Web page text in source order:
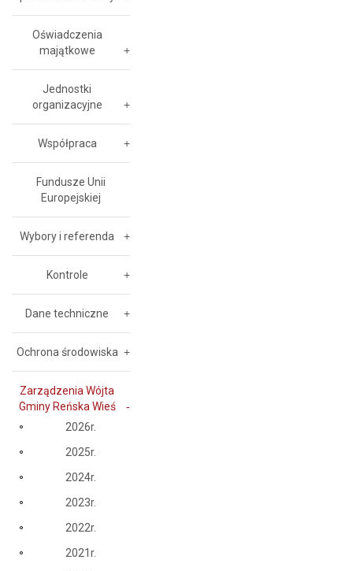
Oświadczenia
majątkowe
Jednostki
organizacyjne
Współpraca
Fundusze Unii
Europejskiej
Wybory i referenda
Kontrole
Dane techniczne
Ochrona środowiska
Zarządzenia Wójta
Gminy Reńska Wieś
2026r.
2025r.
2024r.
2023r.
2022r.
2021r.